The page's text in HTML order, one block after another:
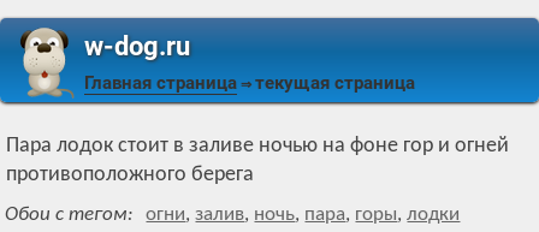
w-dog.ru
Главная страница ⇒ текущая страница
Пара лодок стоит в заливе ночью на фоне гор и огней
противоположного берега
Обои с тегом: огни,залив, ночь, пара, горы,лодки